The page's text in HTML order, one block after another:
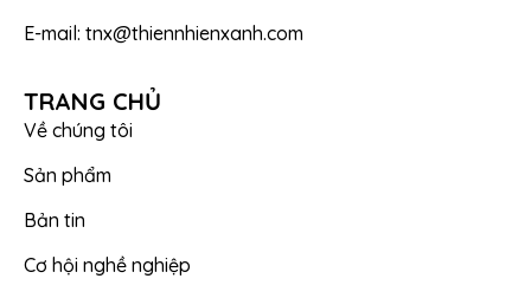
E-mail: tnx@thiennhienxanh.com
TRANG CHỦ
Về chúng tôi
Sản phẩm
Bản tin
Cơ hội nghề nghiệp